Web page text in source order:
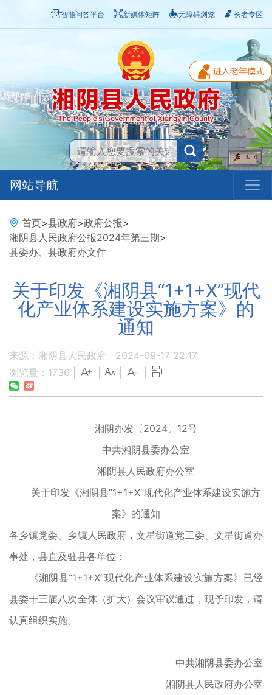
智能问答平台 新媒体矩阵 无障碍浏览 长者专区
网站导航
首页>县政府>政府公报>
湘阴县人民政府公报2024年第三期>
县委办、县政府办文件
关于印发《湘阴县“1+1+X”现代
化产业体系建设实施方案》的
通知
来源：湘阴县人民政府
2024-09-17 22:17
浏览量： 1736
湘阴办发〔2024〕12号
中共湘阴县委办公室
湘阴县人民政府办公室
关于印发《湘阴县“1+1+X”现代化产业体系建设实施方
案》的通知
各乡镇党委、乡镇人民政府，文星街道党工委、文星街道办
事处，县直及驻县各单位：
《湘阴县“1+1+X”现代化产业体系建设实施方案》已经
县委十三届八次全体（扩大）会议审议通过，现予印发，请
认真组织实施。
中共湘阴县委办公室
湘阴县人民政府办公室